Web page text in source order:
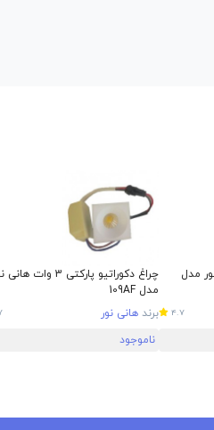
نور مدل
4.7
چراغ دکوراتیو پارکتی 3 وات
مدل 109AF
برند هانی نور
ناموجود